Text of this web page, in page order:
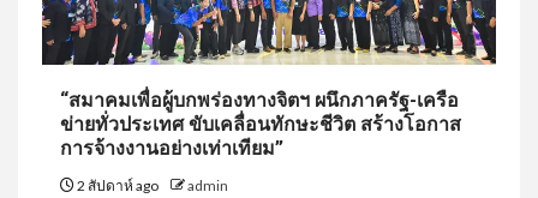
“สมาคมเพื่อผู้บกพร่องทางจิตฯ ผนึกภาครัฐ-เครือ
ข่ายทั่วประเทศ ขับเคลื่อนทักษะชีวิต สร้างโอกาส
การจ้างงานอย่างเท่าเทียม”
2 สัปดาห์ ago admin